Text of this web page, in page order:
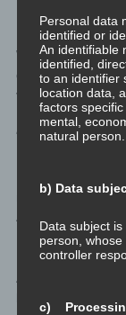
Wie sollen jetzt
der Aspekte der
verhalten?
“ Ein Ergbnis,
narzisstische oder
Aktion wiederholt
Rahmen, um zu
Auf “Besserung”
Personal data
identified or
An identifiable
identified,
to an identifier
location data,
factors
mental,
natural person.
b) Data
Data subject
person,
controller
c)